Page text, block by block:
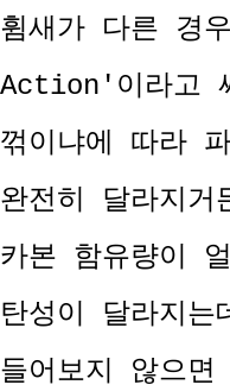
휨새가 다른 경
Action'이라고
꺾이냐에 따라
완전히 달라지
카본 함유량이
탄성이 달라지
들어보지 않으